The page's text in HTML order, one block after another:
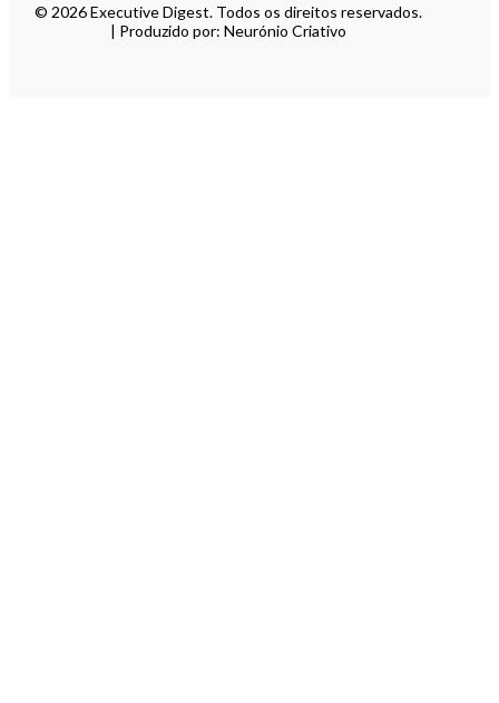
© 2026 Executive Digest. Todos os direitos reservados.
| Produzido por: Neurónio Criativo